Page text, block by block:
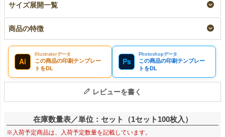
サイズ展開一覧
商品の特徴
Ai
Illustratorデータ
この商品の印刷テンプレー
トをDL
Ps
Photoshopデータ
この商品の印刷テンプレー
トをDL
レビューを書く
在庫数量表／単位：セット（1セット100枚入）
※入荷予定商品は、入荷予定数量を記載しています。